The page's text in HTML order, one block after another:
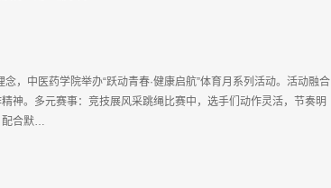
，中医药学院举办“跃动青春·健康启航”体育月系列活动。活动融合
神。多元赛事：竞技展风采跳绳比赛中，选手们动作灵活，节奏明
配合默…